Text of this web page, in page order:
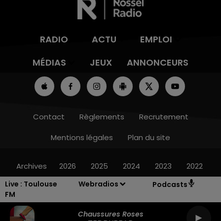
Live : Toulouse
FM
Webradios Podcasts
Chaussures Roses
RADIO ACTU
EMPLOI
MÉDIAS
JEUX ANNONCEURS
Contact Règlements
Recrutement
Mentions légales
Plan du site
Archives 2026 2025 2024 2023 2022